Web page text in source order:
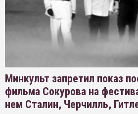
Минкульт запретил показ
фильма Сокурова на
нем Сталин, Черчилль,